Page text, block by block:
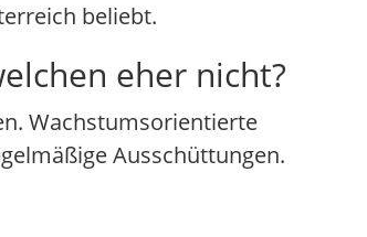
beliebt.
eher nicht?
Wachstumsorientierte
Ausschüttungen.